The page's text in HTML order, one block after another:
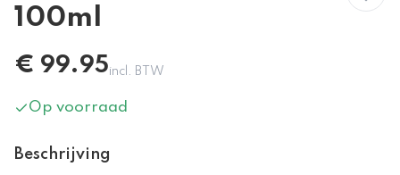
100ml
€ 99.95incl. BTW
Op voorraad
Beschrijving